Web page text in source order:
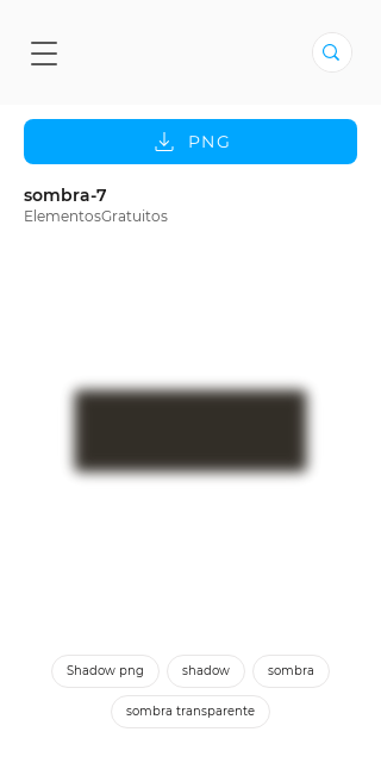
PNG
sombra-7
ElementosGratuitos
Shadow png shadow sombra
sombra transparente